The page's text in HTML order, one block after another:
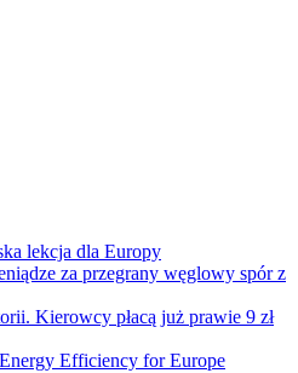
lekcja dla Europy
za przegrany węglowy spór z
Kierowcy płacą już prawie 9 zł
Efficiency for Europe